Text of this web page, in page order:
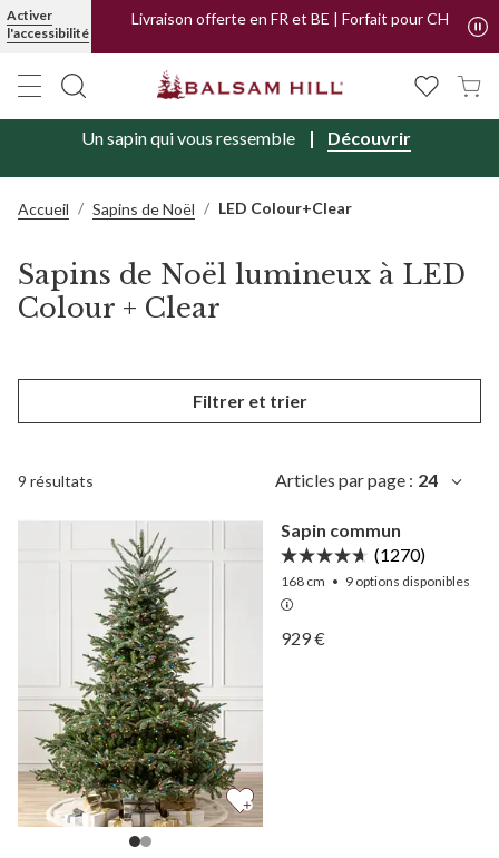
Activer
l'accessibilité
Livraison offerte en FR et BE | Forfait pour CH
Un sapin qui vous ressemble Découvrir
Accueil Sapins de Noël LED Colour+Clear
Sapins de Noël lumineux à LED
Colour + Clear
Filtrer et trier
9 résultats Articles par page : 24
Sapin commun
(1270)
168 cm • 9 options disponibles
Afficher Sapin commun —
Afficher Sapin commun —
929 €